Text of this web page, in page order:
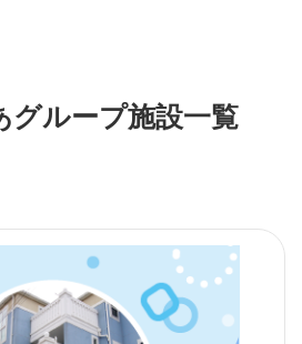
グループ施設一覧